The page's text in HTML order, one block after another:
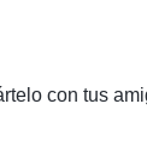
con tus